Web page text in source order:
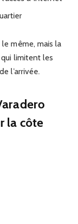
même, mais la
qui limitent les
l’arrivée.
la côte